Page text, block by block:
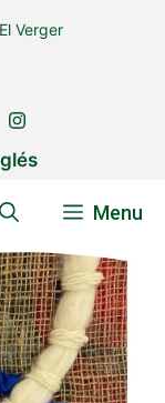
Verger
Menu